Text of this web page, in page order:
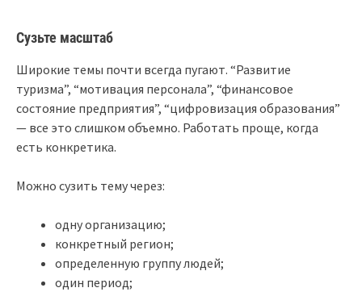
Сузьте масштаб
Широкие темы почти всегда пугают. “Развитие
туризма”, “мотивация персонала”, “финансовое
состояние предприятия”, “цифровизация образования”
— все это слишком объемно. Работать проще, когда
есть конкретика.
Можно сузить тему через:
одну организацию;
конкретный регион;
определенную группу людей;
один период;